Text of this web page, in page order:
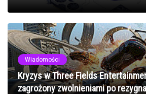
Wiadomości
Kryzys w Three Fields
zagrożony zwolnieniami po